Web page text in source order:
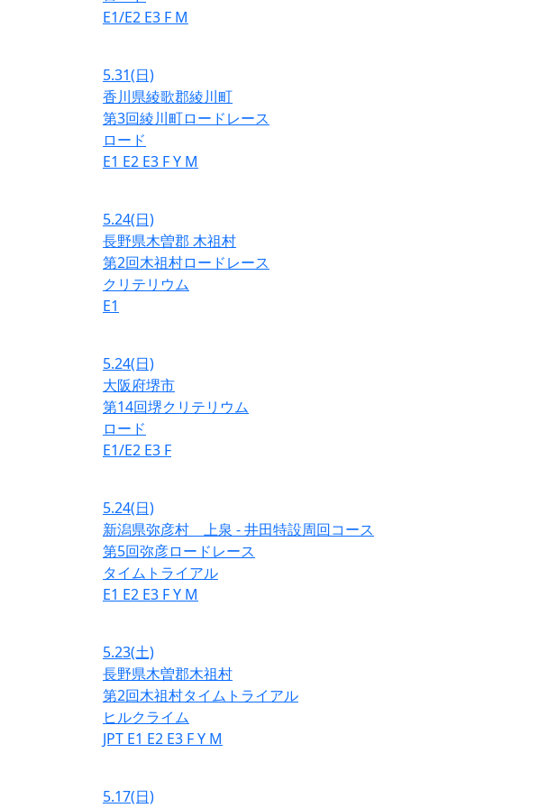
E1/E2 E3 F M
5.31(日)
香川県綾歌郡綾川町
第3回綾川町ロードレース
ロード
E1 E2 E3 FY M
5.24(日)
長野県木曽郡 木祖村
第2回木祖村ロードレース
クリテリウム
E1
5.24(日)
大阪府堺市
第14回堺クリテリウム
ロード
E1/E2 E3 F
5.24(日)
新潟県弥彦村 上泉 - 井田特設周回コース
第5回弥彦ロードレース
タイムトライアル
E1 E2 E3 FY M
5.23(土)
長野県木曽郡木祖村
第2回木祖村タイムトライアル
ヒルクライム
JPT E1 E2 E3 FY M
5.17(日)